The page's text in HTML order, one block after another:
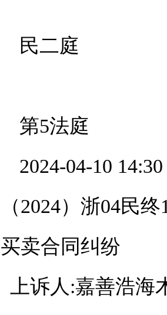
民二庭
第5法庭
04-10 14:30
）浙04民终
合同纠纷
诉人:嘉善浩海